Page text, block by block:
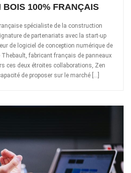
BOIS 100% FRANÇAIS
spécialiste de la construction
de partenariats avec la start-up
de logiciel de conception numérique de
Thebault, fabricant français de panneaux
ces deux étroites collaborations, Zen
de proposer sur le marché […]